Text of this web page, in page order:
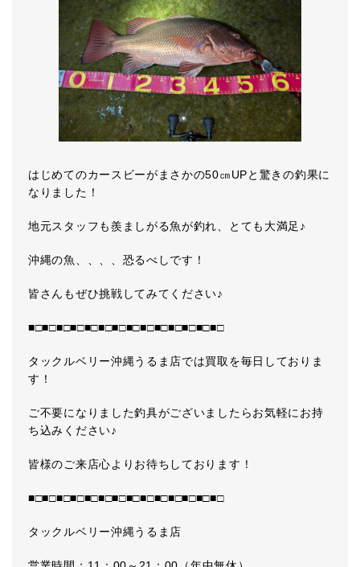
はじめてのカースビーがまさかの50㎝UPと驚きの釣果に
なりました！
地元スタッフも羨ましがる魚が釣れ、とても大満足♪
沖縄の魚、、、、恐るべしです！
皆さんもぜひ挑戦してみてください♪
■□■□■□■□■□■□■□■□■□■□■□■□■□■□
タックルベリー沖縄うるま店では買取を毎日しておりま
す！
ご不要になりました釣具がございましたらお気軽にお持
ち込みください♪
皆様のご来店心よりお待ちしております！
■□■□■□■□■□■□■□■□■□■□■□■□■□■□
タックルベリー沖縄うるま店